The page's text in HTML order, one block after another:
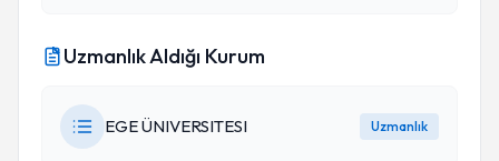
Uzmanlık Aldığı Kurum
EGE ÜNIVERSITESI Uzmanlık